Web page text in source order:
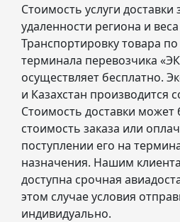
Стоимость услуги доставки
удаленности региона и веса
Транспортировку товара
терминала перевозчика
осуществляет бесплатно.
и Казахстан производится
Стоимость доставки
стоимость заказа или
поступлении его на
назначения. Нашим
доступна срочная
этом случае условия
индивидуально.